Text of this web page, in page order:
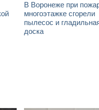
В Воронеже при
многоэтажке сгорели
пылесос и
доска